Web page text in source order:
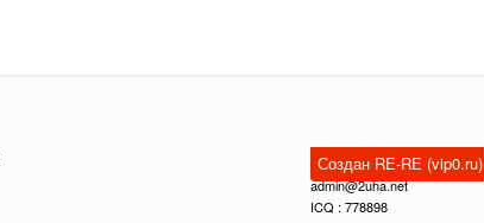
Создан RE-RE (vip0.ru)
admin@2uha.net
ICQ : 778898